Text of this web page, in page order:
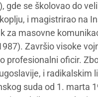
gde se školovao do
i magistrirao na
za masovne
Završio visoke
profesionalni oficir.
i radikalskim
suda od 1. marta